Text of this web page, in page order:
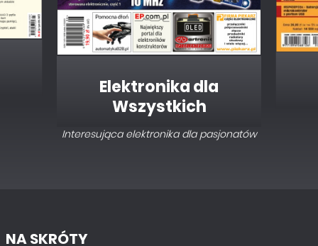
Elektronika dla
Wszystkich
Interesująca elektronika dla pasjonatów
NA SKRÓTY